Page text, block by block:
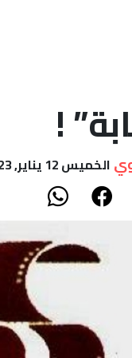
!
الخميس 12 يناير, 2023 - 10:14